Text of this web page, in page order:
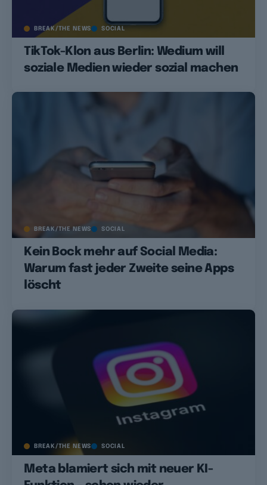
BREAK/THE NEWS SOCIAL
TikTok-Klon aus Berlin: Wedium will
soziale Medien wieder sozial machen
BREAK/THE NEWS SOCIAL
Kein Bock mehr auf Social Media:
Warum fast jeder Zweite seine Apps
löscht
BREAK/THE NEWS SOCIAL
Meta blamiert sich mit neuer KI-